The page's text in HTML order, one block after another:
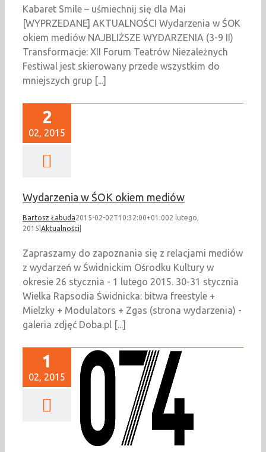
Kabaret Smile – uśmiechnij się dla Mai
[WYPRZEDANE] AKTUALNOŚCI Wydarzenia w ŚOK
okiem mediów NAJBLIŻSZE WYDARZENIA (3-9 II)
Transformacje: XII Forum Teatrów Niezależnych
Festiwal jest skierowany przede wszystkim do
mniejszych grup [...]
2
02, 2015
Wydarzenia w ŚOK okiem mediów
Bartosz Łabuda2015-02-02T10:32:00+01:002 lutego,
2015 Aktualności
Zapraszamy do zapoznania się z relacjami mediów
z wydarzeń w Świdnickim Ośrodku Kultury w
okresie 26 stycznia - 1 lutego 2015. 30-31 stycznia
Wielka Rapsodia Świdnicka: bitwa freestyle +
Mielzky + Modulators + Zgas (strona wydarzenia) -
galeria zdjęć Doba.pl [...]
1
02, 2015